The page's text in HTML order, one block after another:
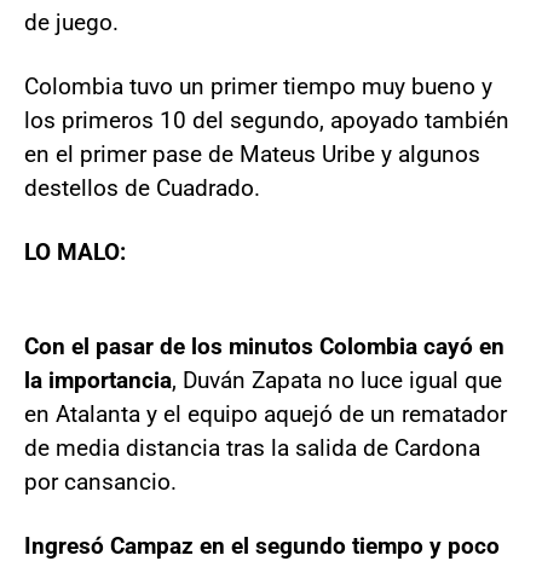
de juego.
Colombia tuvo un primer tiempo muy bueno y
los primeros 10 del segundo, apoyado también
en el primer pase de Mateus Uribe y algunos
destellos de Cuadrado.
LO MALO:
Con el pasar de los minutos Colombia cayó en
la importancia, Duván Zapata no luce igual que
en Atalanta y el equipo aquejó de un rematador
de media distancia tras la salida de Cardona
por cansancio.
Ingresó Campaz en el segundo tiempo y poco